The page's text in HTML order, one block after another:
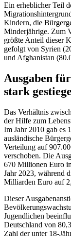
Ein erheblicher Teil
Kindern, die
Minderjährige. Zum
größte Anteil dieser
gefolgt von Syrien
und Afghanistan
Ausgaben
stark
Das Verhältnis
der Hilfe zum
Im Jahr 2010 gab es
ausländische
Verteilung auf
verschoben. Die
670 Millionen Euro
Jahr 2023, während
Milliarden Euro auf
Dieser
Jugendlichen
Deutschland von
Zahl der unter 18-